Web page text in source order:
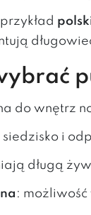
do wnętrz
siedzisko i
długą
: